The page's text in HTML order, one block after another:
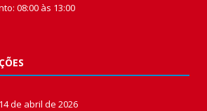
08:00 às 13:00
14 de abril de 2026